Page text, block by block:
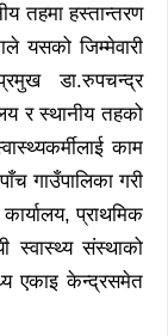
तहमा हस्तान्तरण
यसको जिम्मेवारी
डा.रुपचन्द्र
र स्थानीय तहको
काम
गाउँपालिका गरी
प्राथमिक
स्वास्थ्य संस्थाको
एकाइ केन्द्रसमेत